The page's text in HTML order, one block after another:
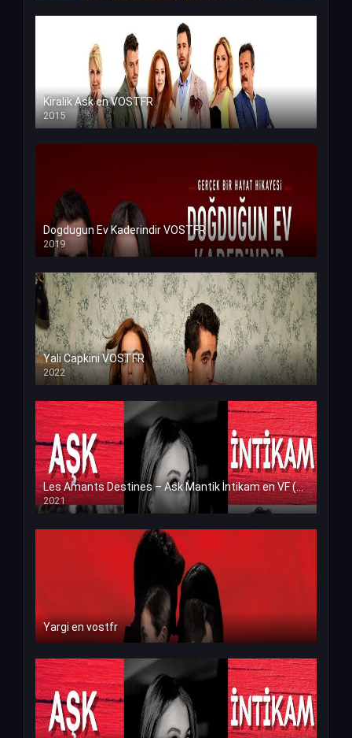
Kiralik Ask en VOSTFR
2015
Dogdugun Ev Kaderindir VOSTFR
2019
Yali Capkini VOSTFR
2022
Les Amants Destines – Ask Mantik İntikam en VF (Voix Francaise)
2021
Yargi en vostfr